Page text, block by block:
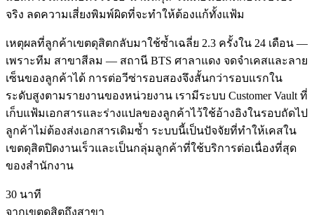
จริง ลดความเสี่ยงพิมพ์ผิดที่จะทำให้ต้องแก้ทั้งแฟ้ม
เหตุผลที่ลูกค้าเขตดุสิตกลับมาใช้ซ้ำเฉลี่ย 2.3 ครั้งใน 24 เดือน —
เพราะทีม สาขาสีลม — สถานี BTS ศาลาแดง จดจำเคสและลาย
เซ็นของลูกค้าได้ การต่อวีซ่ารอบสองจึงสั้นกว่ารอบแรกใน
ระดับสูงตามรายงานของหน่วยงาน เรามีระบบ Customer Vault ที่
เก็บแฟ้มเอกสารและร่างแปลของลูกค้าไว้ใช้อ้างอิงในรอบถัดไป
ลูกค้าไม่ต้องส่งเอกสารเดิมซ้ำ ระบบนี้เป็นปัจจัยที่ทำให้เคสใน
เขตดุสิตปิดงานเร็วและเป็นกลุ่มลูกค้าที่ใช้บริการต่อเนื่องที่สุด
ของสำนักงาน
30 นาที
จากเขตดุสิตถึงสาขา